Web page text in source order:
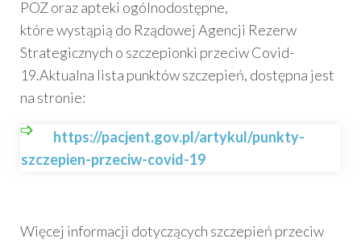
POZ oraz apteki ogólnodostępne,
które wystąpią do Rządowej Agencji Rezerw
Strategicznych o szczepionki przeciw Covid-
19.Aktualna lista punktów szczepień, dostępna jest
na stronie:
https://pacjent.gov.pl/artykul/punkty-
szczepien-przeciw-covid-19
Więcej informacji dotyczących szczepień przeciw